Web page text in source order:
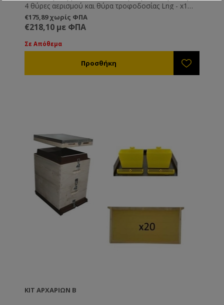
4 θύρες αερισμού και θύρα τροφοδοσίας Lng - x1
Όροφος Κυψέλης ANEL με μόνωση PU Lng - x2
Πάτος Κυψέλης Κινητός ANEL Lng
(συμπεριλαμβάνονται 1 set πόρτες) -x1 Συνδετήρες
Ρυθμιζόμενοι Ενισχυμένοι -x4 Συνδετήρες
Ρυθμιζόμενοι Ενισχυμένοι Κοντοί -x2 Πλαίσιο
Ξύλινο Συρματωμένο 9 1/8'' Lng - x20 Κηρήθρες
πλαίσια είναι έτοιμα συρματωμένα με περασμένο το
φύλλο κηρήθρας. Οι συνδετήρες είναι εφαρμοσμένοι
στην κυψέλη.
€175,89 χωρίς ΦΠΑ
€218,10 με ΦΠΑ
Σε Απόθεμα
ΚΙΤ ΑΡΧΑΡΊΩΝ Β